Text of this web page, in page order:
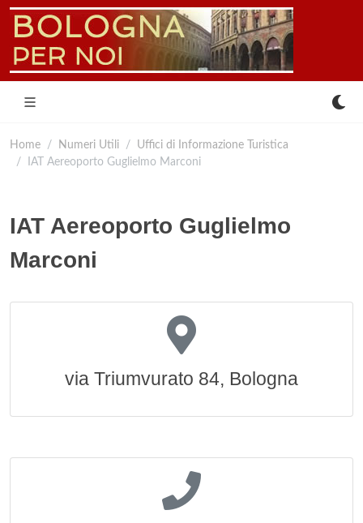
Home Numeri Utili
Uffici di Informazione Turistica
IAT Aereoporto Guglielmo Marconi
IAT Aereoporto Guglielmo
Marconi
via Triumvurato 84, Bologna